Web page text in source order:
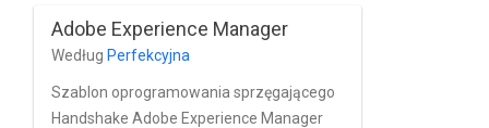
pobieranie treści i ograniczanie połączeń.
Może też pobierania obiektów Page i
Assets.
Adobe Experience Manager
Według Perfekcyjna
Szablon oprogramowania sprzęgającego
Handshake Adobe Experience Manager